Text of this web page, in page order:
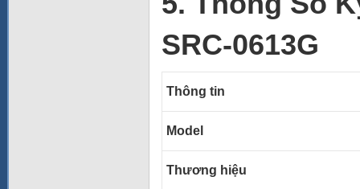
SRC-0613G
Thông tin
Model
Thương hiệu